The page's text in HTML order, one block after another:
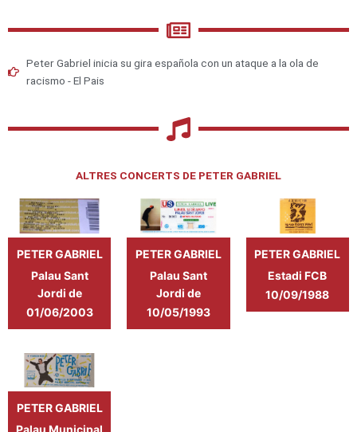
Peter Gabriel inicia su gira española con un ataque a la ola de
racismo - El Pais
ALTRES CONCERTS DE PETER GABRIEL
PETER GABRIEL
Palau Sant
Jordi de
Barcelona
01/06/2003
PETER GABRIEL
Palau Sant
Jordi de
Barcelona
10/05/1993
PETER GABRIEL
Estadi FCB
Camp Nou
10/09/1988
PETER GABRIEL